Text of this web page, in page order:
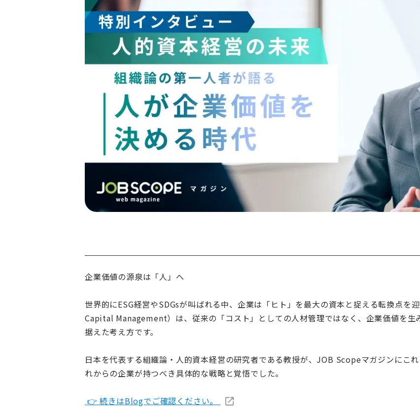
企業価値の源泉は「人」へ
世界的にESG経営やSDGsが叫ばれる中、企業は「ヒト」を最大の資本と捉える転換点を
Capital Management）は、従来の「コスト」としての人材管理ではなく、企業価値を生
据えた考え方です。
日本を代表する組織論・人的資本経営の研究者である教授が、JOB Scopeマガジンにこ
れからの企業が持つべき具体的な戦略と覚悟でした。
👉 続きはBlogでご確認ください。